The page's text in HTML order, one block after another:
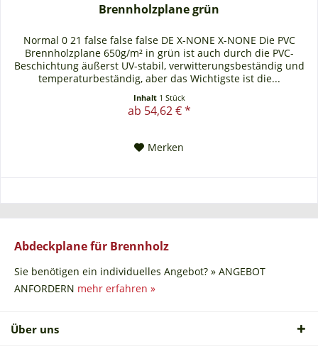
Brennholzplane grün
Normal 0 21 false false false DE X-NONE X-NONE Die PVC
Brennholzplane 650g/m² in grün ist auch durch die PVC-
Beschichtung äußerst UV-stabil, verwitterungsbeständig und
temperaturbeständig, aber das Wichtigste ist die...
Inhalt 1 Stück
ab 54,62 € *
Merken
Abdeckplane für Brennholz
Sie benötigen ein individuelles Angebot? » ANGEBOT
ANFORDERN mehr erfahren »
Über uns